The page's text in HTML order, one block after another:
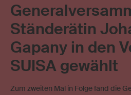
Ständerätin
Gapany in den
SUISA gewählt
Zum zweiten Mal in Folge fand die